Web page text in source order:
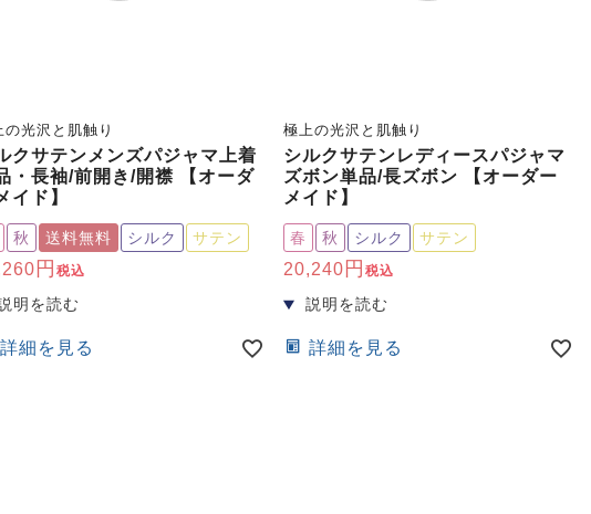
の光沢と肌触り
クサテンメンズパジャマ上着
・長袖/前開き/開襟 【オーダ
イド】
秋 送料無料 シルク サテン
税込
詳細を見る
極上の光沢と肌触り
シルクサテンレディースパジャマ
ズボン単品/長ズボン 【オーダー
メイド】
春 秋 シルク サテン
20,240 税込
詳細を見る